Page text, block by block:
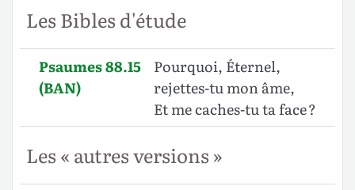
Les Bibles d'étude
Psaumes 88.15
(BAN)
Pourquoi, Éternel,
rejettes-tu mon âme,
Et me caches-tu ta face ?
Les « autres versions »